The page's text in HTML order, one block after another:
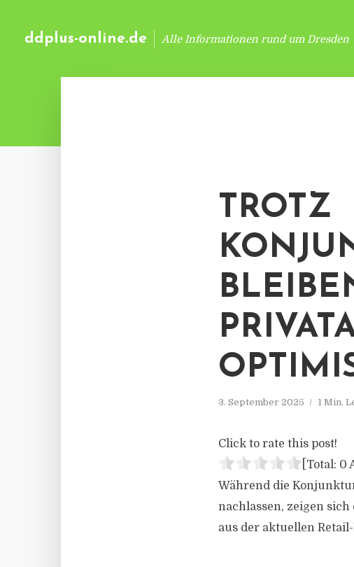
ddplus-online.de Alle Informationen rund um Dresden
TROTZ
3. September 2025 1 Min.
Click to rate this post!
[Total: 0
Während die
nachlassen, zeigen
aus der aktuellen